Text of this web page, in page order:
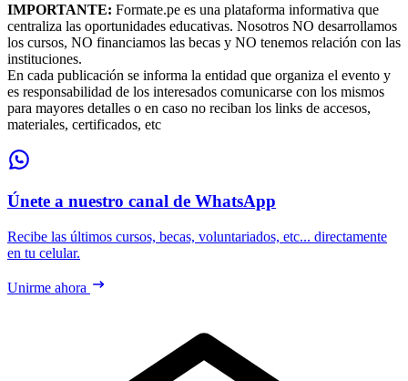
IMPORTANTE: Formate.pe es una plataforma informativa que
centraliza las oportunidades educativas. Nosotros NO desarrollamos
los cursos, NO financiamos las becas y NO tenemos relación con las
instituciones.
En cada publicación se informa la entidad que organiza el evento y
es responsabilidad de los interesados comunicarse con los mismos
para mayores detalles o en caso no reciban los links de accesos,
materiales, certificados, etc
Únete a nuestro canal de WhatsApp
Recibe las últimos cursos, becas, voluntariados, etc... directamente
en tu celular.
Unirme ahora